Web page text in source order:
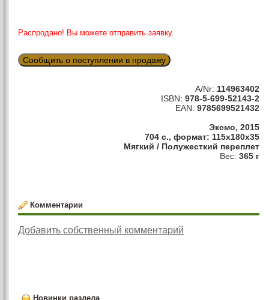
Распродано! Вы можете отправить заявку.
Сообщить о поступлении в продажу
A/Nr: 114963402
ISBN: 978-5-699-52143-2
EAN: 9785699521432
Эксмо, 2015
704 с., формат: 115x180x35
Мягкий / Полужесткий переплет
Вес: 365 г
Комментарии
Добавить собственный комментарий
Новинки раздела